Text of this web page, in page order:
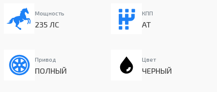
Мощность
235 ЛС
КПП
AT
Привод
ПОЛНЫЙ
Цвет
ЧЕРНЫЙ